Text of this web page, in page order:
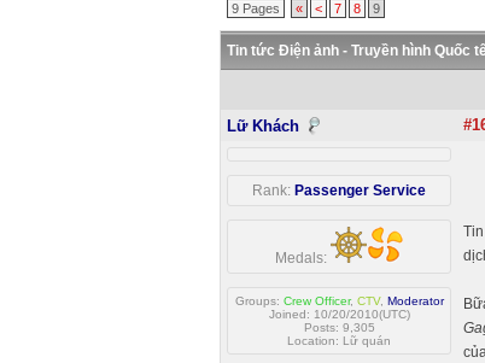
9 Pages « < 7 8 9
Tin tức Điện ảnh - Truyền hình Quốc
Lữ Khách
Rank: Passenger Service
Medals:
Groups: Crew Officer, CTV, Moderator
Joined: 10/20/2010(UTC)
Posts: 9,305
Location: Lữ quán